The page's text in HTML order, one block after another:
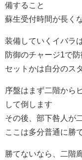
備すること
蘇生受付時間が長く
装備していくイバラ
防御のチャージ1で
セットかは自分のス
序盤はまず二階から
して倒します
その後、部下咎人が
ここは多分普通に勝
勝てないなら、二階